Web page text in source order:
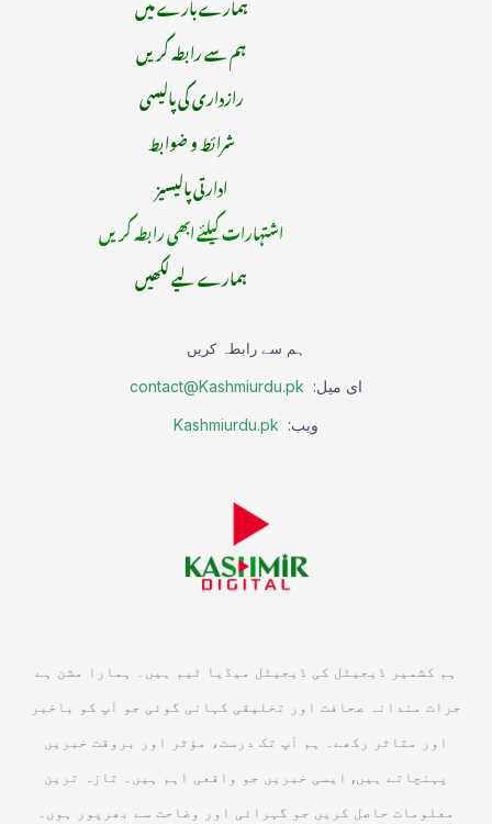
ہم سے رابطہ کریں
رازداری کی پالیسی
شرائط و ضوابط
ادارتی پالیسیز
اشتہارات کیلئے ابھی رابطہ کریں
ہمارے لیے لکھیں
ہم سے رابطہ کریں
ای میل: contact@Kashmiurdu.pk
ویب: Kashmiurdu.pk
ہم کشمیر ڈیجیٹل کی ڈیجیٹل میڈیا ٹیم ہیں۔ ہمارا مشن ہے
جرات مندانہ صحافت اور تخلیقی کہانی گوئی جو آپ کو باخبر
اور متاثر رکھے۔ ہم آپ تک درست، مؤثر اور بروقت خبریں
پہنچاتے ہیں, ایسی خبریں جو واقعی اہم ہیں۔ تازہ ترین
معلومات حاصل کریں جو گہرائی اور وضاحت سے بھرپور ہوں۔